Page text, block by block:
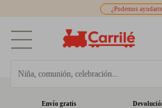
¿Podemos
Envío gratis